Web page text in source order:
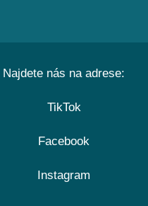
Najdete nás na adrese:
TikTok
Facebook
Instagram